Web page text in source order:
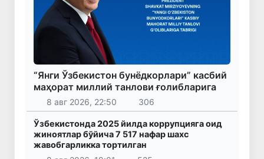
“Янги Ўзбекистон бунёдкорлари” касбий
маҳорат миллий танлови ғолибларига
8 авг 2026, 22:50 306
Ўзбекистонда 2025 йилда коррупцияга оид
жиноятлар бўйича 7 517 нафар шахс
жавобгарликка тортилган